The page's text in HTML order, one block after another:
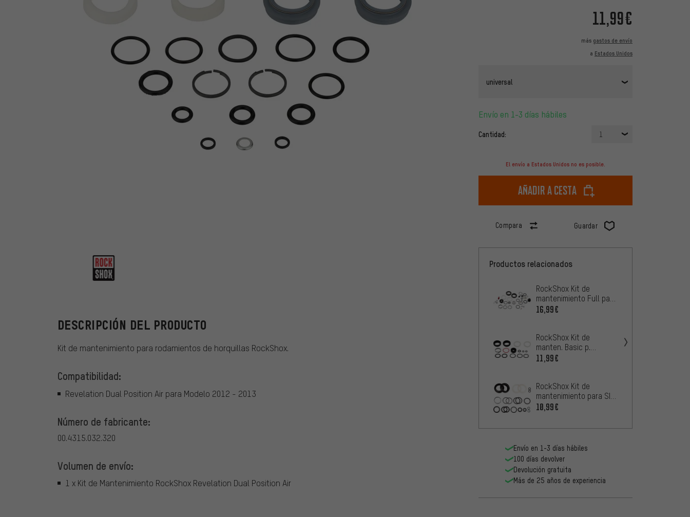
11,99€
más gastos de envío
a Estados Unidos
universal
Envío en 1-3 días hábiles
Cantidad: 1
El envío a Estados Unidos no es posible.
Añadir a cesta
Compara Guardar
DESCRIPCIÓN DEL PRODUCTO
Kit de mantenimiento para rodamientos de horquillas RockShox.
Compatibilidad:
Revelation Dual Position Air para Modelo 2012 - 2013
Número de fabricante:
00.4315.032.320
Volumen de envío:
1 x Kit de Mantenimiento RockShox Revelation Dual Position Air
Productos relacionados
RockShox Kit de
mantenimiento Full para
SID / Reba Solo Air
16,99€
RockShox Kit de
manten. Basic p.
Revelation Solo Air
11,99€
RockShox Kit de
mantenimiento para SID
desde Modelo 2013
10,99€
Envío en 1-3 días hábiles
100 días devolver
Devolución gratuita
Más de 25 años de experiencia